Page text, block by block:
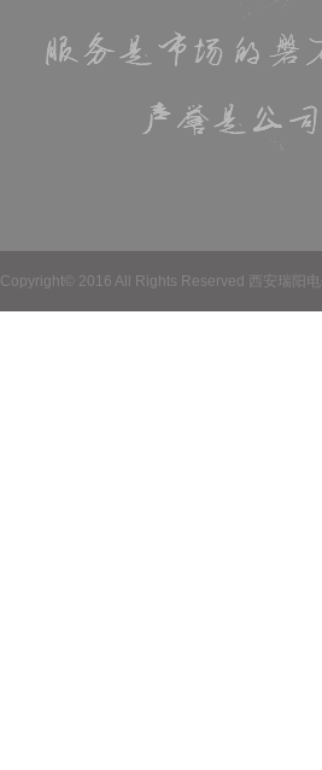
Copyright© 2016 All Rights Reserved 西安瑞阳